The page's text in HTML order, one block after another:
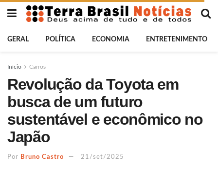
GERAL POLÍTICA ECONOMIA ENTRETENIMENTO
Início Carros
Revolução da Toyota em
busca de um futuro
sustentável e econômico no
Japão
Por Bruno Castro 21/set/2025